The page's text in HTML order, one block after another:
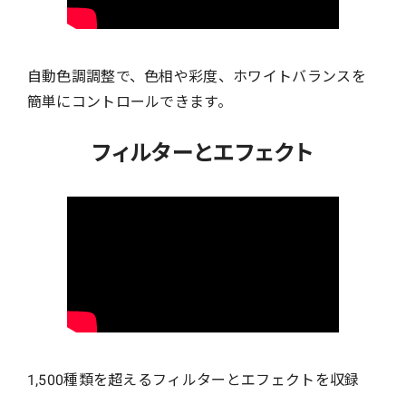
自動色調調整で、色相や彩度、ホワイトバランスを
簡単にコントロールできます。
フィルターとエフェクト
1,500種類を超えるフィルターとエフェクトを収録